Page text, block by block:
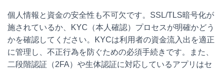
個人情報と資金の安全性も不可欠です。SSL/TLS暗号化が
施されているか、KYC（本人確認）プロセスが明確かどう
かを確認してください。KYCは利用者の資金流入出を適正
に管理し、不正行為を防ぐための必須手続きです。また、
二段階認証（2FA）や生体認証に対応しているアプリはセ